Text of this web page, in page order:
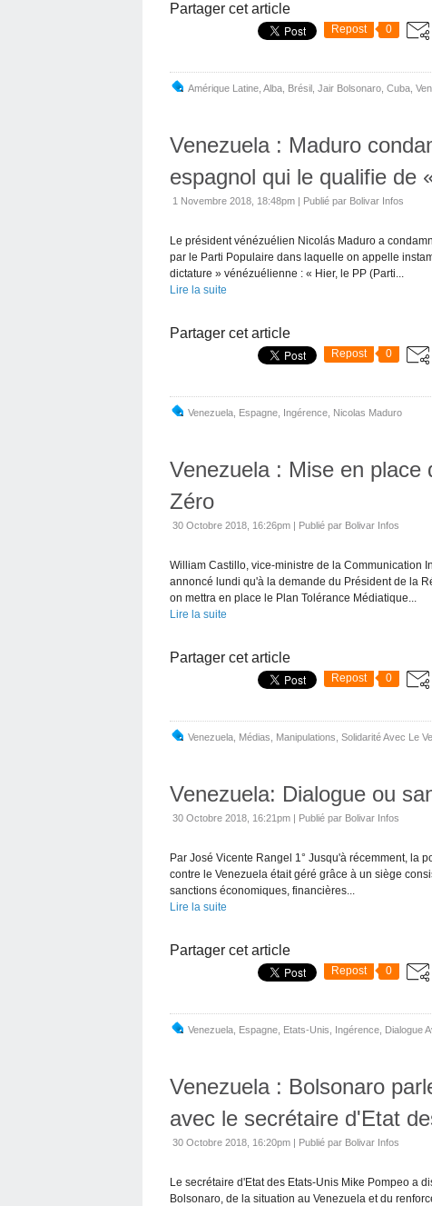
Partager cet article
Repost 0
Amérique Latine Alba Brésil Jair Bolsonaro Cuba
Venezuela : Maduro
espagnol qui le qualifie de
1 Novembre 2018, 18:48pm | Publié par Bolivar Infos
Le président vénézuélien Nicolás Maduro a
par le Parti Populaire dans laquelle on appelle
dictature » vénézuélienne : « Hier, le PP (Parti...
Lire la suite
Partager cet article
Repost 0
Venezuela Espagne Ingérence Nicolas Maduro
Venezuela : Mise en place
Zéro
30 Octobre 2018, 16:26pm | Publié par Bolivar Infos
William Castillo, vice-ministre de la Communication
annoncé lundi qu'à la demande du Président de la
on mettra en place le Plan Tolérance Médiatique...
Lire la suite
Partager cet article
Repost 0
Venezuela Médias Manipulations Solidarité Avec Le
Venezuela: Dialogue ou
30 Octobre 2018, 16:21pm | Publié par Bolivar Infos
Par José Vicente Rangel 1° Jusqu'à récemment, la
contre le Venezuela était géré grâce à un siège
sanctions économiques, financières...
Lire la suite
Partager cet article
Repost 0
Venezuela Espagne Etats-Unis Ingérence Dialogue
Venezuela : Bolsonaro
avec le secrétaire d'Etat
30 Octobre 2018, 16:20pm | Publié par Bolivar Infos
Le secrétaire d'Etat des Etats-Unis Mike Pompeo a
Bolsonaro, de la situation au Venezuela et du